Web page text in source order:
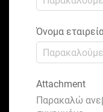
Όνομα
Attachment
Παρακαλώ